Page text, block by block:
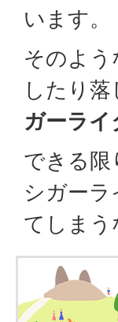
います。
そのよ
したり
ガーライ
できる限
シガー
てしま